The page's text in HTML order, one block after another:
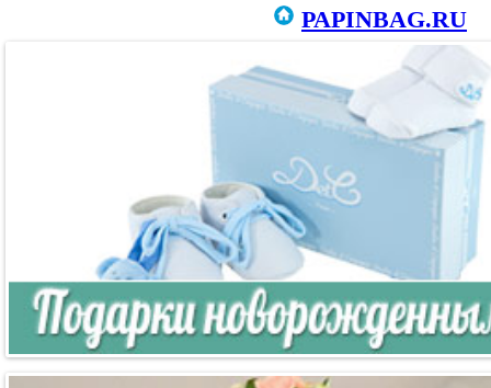
PAPINBAG.RU